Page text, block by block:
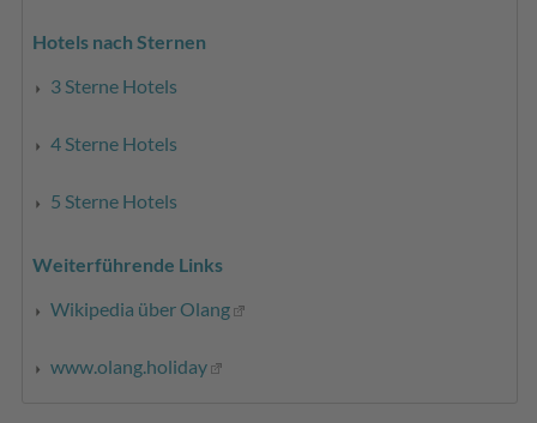
Hotels nach Sternen
3 Sterne Hotels
4 Sterne Hotels
5 Sterne Hotels
Weiterführende Links
Wikipedia über Olang
www.olang.holiday